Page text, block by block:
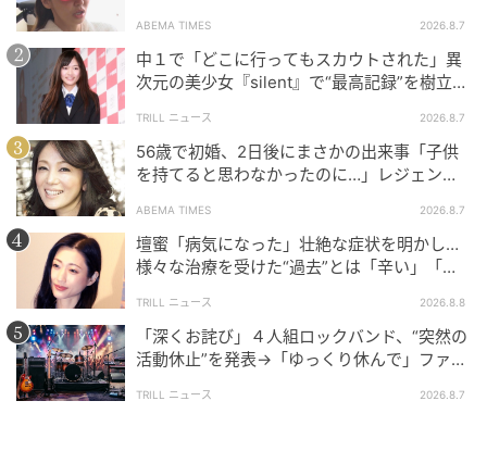
ABEMA TIMES 2026.8.7
中１で「どこに行ってもスカウトされた」異
次元の美少女『silent』で“最高記録”を樹立し
TRILL ニュース 2026.8.7
56歳で初婚、2日後にまさかの出来事「子供
を持てると思わなかったのに…」レジェンド
ABEMA TIMES 2026.8.7
壇蜜「病気になった」壮絶な症状を明かし…
様々な治療を受けた“過去”とは「辛い」「苦
TRILL ニュース 2026.8.8
「深くお詫び」４人組ロックバンド、“突然の
活動休止”を発表→「ゆっくり休んで」ファン
TRILL ニュース 2026.8.7